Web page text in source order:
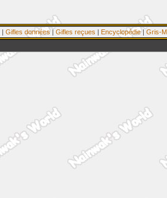
| Gifles données | Gifles reçues | Encyclopédie| Gris-